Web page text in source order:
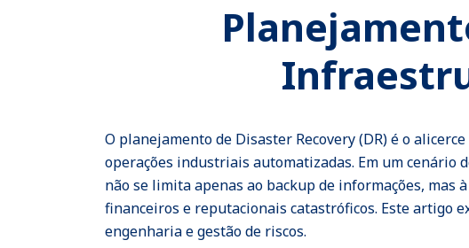
O planejamento de Disaster Recovery (DR) é o
operações industriais automatizadas. Em um cenário
não se limita apenas ao backup de informações, mas
financeiros e reputacionais catastróficos. Este artigo
engenharia e gestão de riscos.